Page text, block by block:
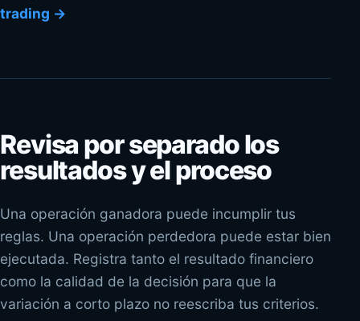
trading →
Revisa por separado los
resultados y el proceso
Una operación ganadora puede incumplir tus
reglas. Una operación perdedora puede estar bien
ejecutada. Registra tanto el resultado financiero
como la calidad de la decisión para que la
variación a corto plazo no reescriba tus criterios.